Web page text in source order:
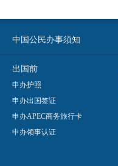
中国公民办事须知
出国前
申办护照
申办出国签证
申办APEC商务旅行卡
申办领事认证